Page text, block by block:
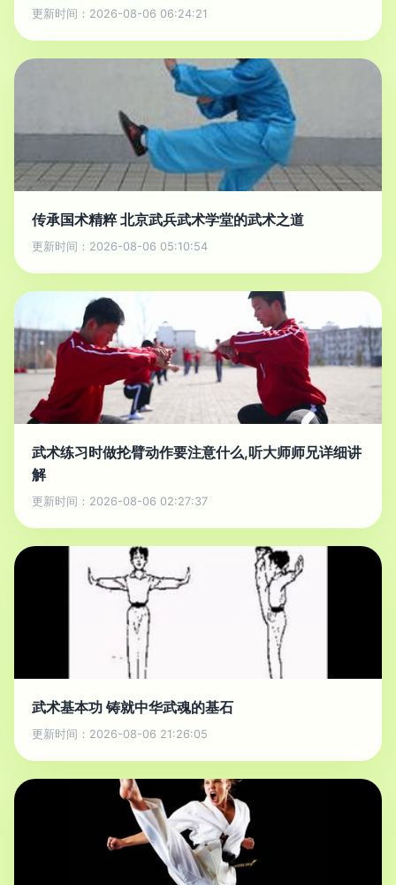
更新时间：2026-08-06 06:24:21
传承国术精粹 北京武兵武术学堂的武术之道
更新时间：2026-08-06 05:10:54
武术练习时做抡臂动作要注意什么,听大师师兄详细讲
解
更新时间：2026-08-06 02:27:37
武术基本功 铸就中华武魂的基石
更新时间：2026-08-06 21:26:05